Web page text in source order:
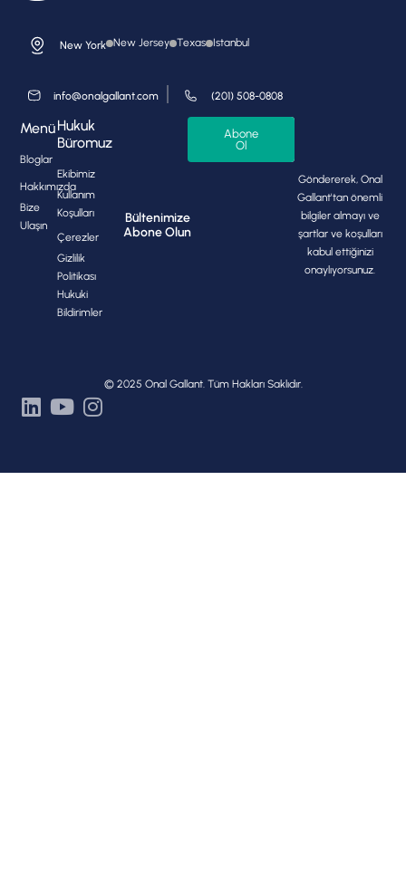
New York New Jersey Texas Istanbul
info@onalgallant.com (201) 508-0808
Menü
Bloglar
Hakkımızda
Bize
Ulaşın
Hukuk
Büromuz
Ekibimiz
Kullanım
Koşulları
Çerezler
Gizlilik
Politikası
Hukuki
Bildirimler
Bültenimize
Abone Olun
Abone
Ol
Göndererek, Onal
Gallant'tan önemli
bilgiler almayı ve
şartlar ve koşulları
kabul ettiğinizi
onaylıyorsunuz.
© 2025 Onal Gallant. Tüm Hakları Saklıdır.